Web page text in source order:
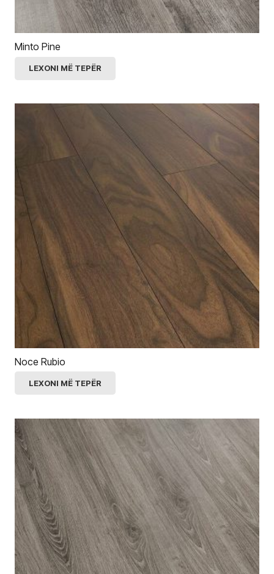
Minto Pine
LEXONI MË TEPËR
Noce Rubio
LEXONI MË TEPËR